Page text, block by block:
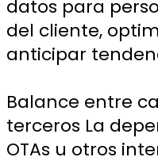
datos para
del cliente,
anticipar
Balance entre
terceros La
OTAs u otros